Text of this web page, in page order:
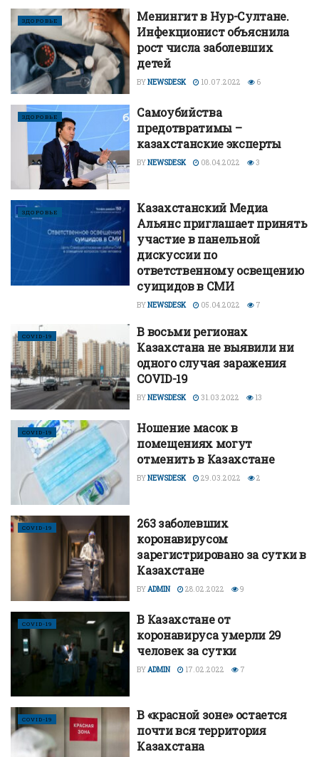
ЗДОРОВЬЕ
Менингит в Нур-Султане.
Инфекционист объяснила
рост числа заболевших
детей
BYNEWSDESK 10.07.2022 6
ЗДОРОВЬЕ
Самоубийства
предотвратимы –
казахстанские эксперты
BYNEWSDESK 08.04.2022 3
ЗДОРОВЬЕ
Казахстанский Медиа
Альянс приглашает принять
участие в панельной
дискуссии по
ответственному освещению
суицидов в СМИ
BYNEWSDESK 05.04.2022 7
COVID-19
В восьми регионах
Казахстана не выявили ни
одного случая заражения
COVID-19
BYNEWSDESK 31.03.2022 13
COVID-19
Ношение масок в
помещениях могут
отменить в Казахстане
BYNEWSDESK 29.03.2022 2
COVID-19
263 заболевших
коронавирусом
зарегистрировано за сутки в
Казахстане
BYADMIN 28.02.2022 9
COVID-19
В Казахстане от
коронавируса умерли 29
человек за сутки
BYADMIN 17.02.2022 7
COVID-19
В «красной зоне» остается
почти вся территория
Казахстана